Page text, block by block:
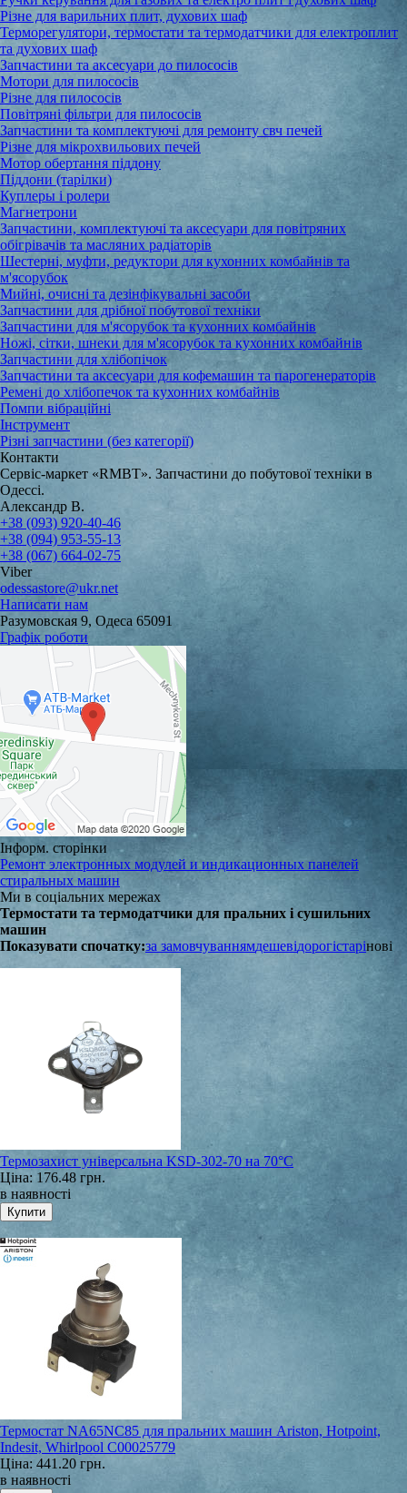
Різне для варильних плит, духових шаф
Терморегулятори, термостати та термодатчики для електроплит
та духових шаф
Запчастини та аксесуари до пилососів
Мотори для пилососів
Різне для пилососів
Повітряні фільтри для пилососів
Запчастини та комплектуючі для ремонту свч печей
Різне для мікрохвильових печей
Мотор обертання піддону
Піддони (тарілки)
Куплеры і ролери
Магнетрони
Запчастини, комплектуючі та аксесуари для повітряних
обігрівачів та масляних радіаторів
Шестерні, муфти, редуктори для кухонних комбайнів та
м'ясорубок
Мийні, очисні та дезінфікувальні засоби
Запчастини для дрібної побутової техніки
Запчастини для м'ясорубок та кухонних комбайнів
Ножі, сітки, шнеки для м'ясорубок та кухонних комбайнів
Запчастини для хлібопічок
Запчастини та аксесуари для кофемашин та парогенераторів
Ремені до хлібопечок та кухонних комбайнів
Помпи вібраційні
Інструмент
Різні запчастини (без категорії)
Контакти
Сервіс-маркет «RMBT». Запчастини до побутової техніки в
Одессі.
Александр В.
+38 (093) 920-40-46
+38 (094) 953-55-13
+38 (067) 664-02-75
Viber
odessastore@ukr.net
Написати нам
Разумовская 9, Одеса 65091
Графік роботи
Інформ. сторінки
Ремонт электронных модулей и индикационных панелей
стиральных машин
Ми в соціальних мережах
Термостати та термодатчики для пральних і сушильних
машин
Показувати спочатку:за замовчуваннямдешевідорогістарінові
Термозахист універсальна KSD-302-70 на 70°С
Ціна: 176.48 грн.
в наявності
Термостат NA65NC85 для пральних машин Ariston, Hotpoint,
Indesit, Whirlpool C00025779
Ціна: 441.20 грн.
в наявності